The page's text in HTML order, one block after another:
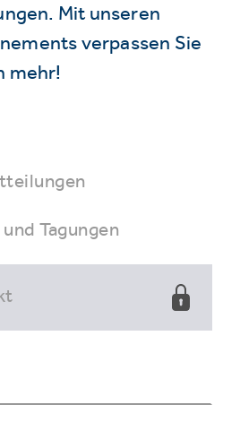
Mit unseren
verpassen Sie
mehr!
Tagungen